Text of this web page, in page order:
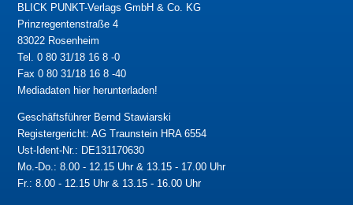
BLICK PUNKT-Verlags GmbH & Co. KG
Prinzregentenstraße 4
83022 Rosenheim
Tel. 0 80 31/18 16 8 -0
Fax 0 80 31/18 16 8 -40
Mediadaten hier herunterladen!
Geschäftsführer Bernd Stawiarski
Registergericht: AG Traunstein HRA 6554
Ust-Ident-Nr.: DE131170630
Mo.-Do.: 8.00 - 12.15 Uhr & 13.15 - 17.00 Uhr
Fr.: 8.00 - 12.15 Uhr & 13.15 - 16.00 Uhr